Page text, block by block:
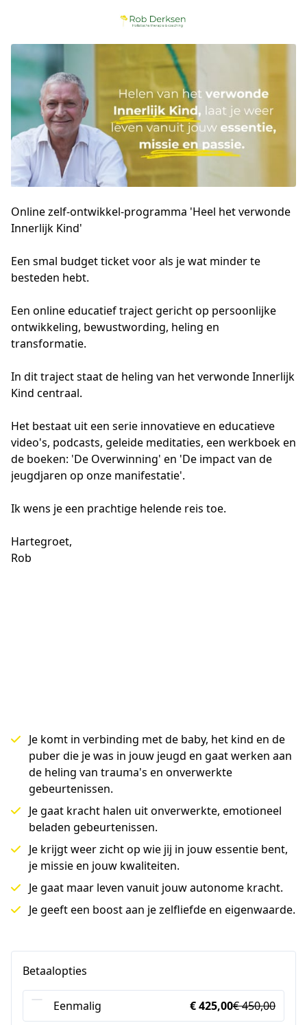
Online zelf-ontwikkel-programma 'Heel het verwonde
Innerlijk Kind'
Een smal budget ticket voor als je wat minder te
besteden hebt.
Een online educatief traject gericht op persoonlijke
ontwikkeling, bewustwording, heling en
transformatie.
In dit traject staat de heling van het verwonde Innerlijk
Kind centraal.
Het bestaat uit een serie innovatieve en educatieve
video's, podcasts, geleide meditaties, een werkboek en
de boeken: 'De Overwinning' en 'De impact van de
jeugdjaren op onze manifestatie'.
Ik wens je een prachtige helende reis toe.
Hartegroet,
Rob
Je komt in verbinding met de baby, het kind en de
puber die je was in jouw jeugd en gaat werken aan
de heling van trauma's en onverwerkte
gebeurtenissen.
Je gaat kracht halen uit onverwerkte, emotioneel
beladen gebeurtenissen.
Je krijgt weer zicht op wie jij in jouw essentie bent,
je missie en jouw kwaliteiten.
Je gaat maar leven vanuit jouw autonome kracht.
Je geeft een boost aan je zelfliefde en eigenwaarde.
Betaalopties
Eenmalig € 425,00€ 450,00